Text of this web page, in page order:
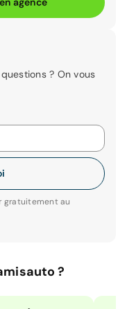
? On vous
gratuitement au
?